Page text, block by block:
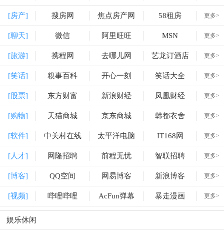
[房产] 搜房网 焦点房产网 58租房 更多>
[聊天] 微信 阿里旺旺 MSN 更多>
[旅游] 携程网 去哪儿网 艺龙订酒店 更多>
[笑话] 糗事百科 开心一刻 笑话大全 更多>
[股票] 东方财富 新浪财经 凤凰财经 更多>
[购物] 天猫商城 京东商城 韩都衣舍 更多>
[软件] 中关村在线 太平洋电脑 IT168网 更多>
[人才] 网隆招聘 前程无忧 智联招聘 更多>
[博客] QQ空间 网易博客 新浪博客 更多>
[视频] 哔哩哔哩 AcFun弹幕 暴走漫画 更多>
娱乐休闲